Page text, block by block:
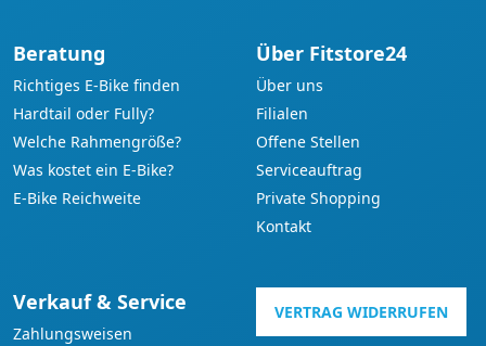
Beratung
Richtiges E-Bike finden
Hardtail oder Fully?
Welche Rahmengröße?
Was kostet ein E-Bike?
E-Bike Reichweite
Über Fitstore24
Über uns
Filialen
Offene Stellen
Serviceauftrag
Private Shopping
Kontakt
Verkauf & Service
Zahlungsweisen
VERTRAG WIDERRUFEN